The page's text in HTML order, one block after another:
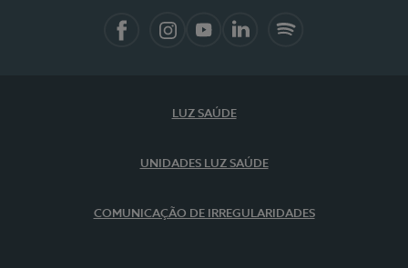
LUZ SAÚDE
UNIDADES LUZ SAÚDE
COMUNICAÇÃO DE IRREGULARIDADES